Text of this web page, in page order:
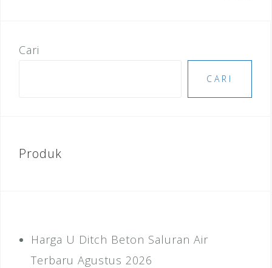
Cari
CARI
Produk
Harga U Ditch Beton Saluran Air
Terbaru Agustus 2026